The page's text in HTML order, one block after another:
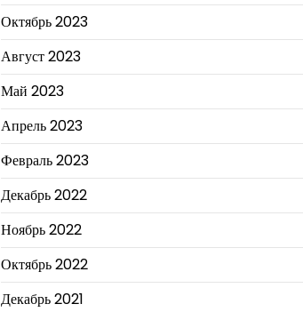
Октябрь 2023
Август 2023
Май 2023
Апрель 2023
Февраль 2023
Декабрь 2022
Ноябрь 2022
Октябрь 2022
Декабрь 2021